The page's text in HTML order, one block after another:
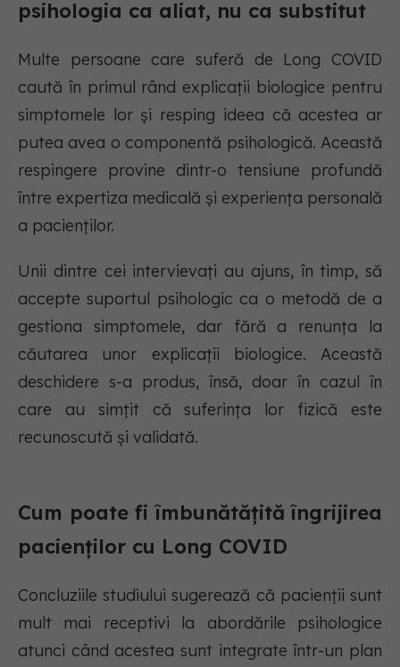
psihologia ca aliat, nu ca substitut
Multe persoane care suferă de Long COVID
caută în primul rând explicații biologice pentru
simptomele lor și resping ideea că acestea ar
putea avea o componentă psihologică. Această
respingere provine dintr-o tensiune profundă
între expertiza medicală și experiența personală
a pacienților.
Unii dintre cei intervievați au ajuns, în timp, să
accepte suportul psihologic ca o metodă de a
gestiona simptomele, dar fără a renunța la
căutarea unor explicații biologice. Această
deschidere s-a produs, însă, doar în cazul în
care au simțit că suferința lor fizică este
recunoscută și validată.
Cum poate fi îmbunătățită îngrijirea
pacienților cu Long COVID
Concluziile studiului sugerează că pacienții sunt
mult mai receptivi la abordările psihologice
atunci când acestea sunt integrate într-un plan